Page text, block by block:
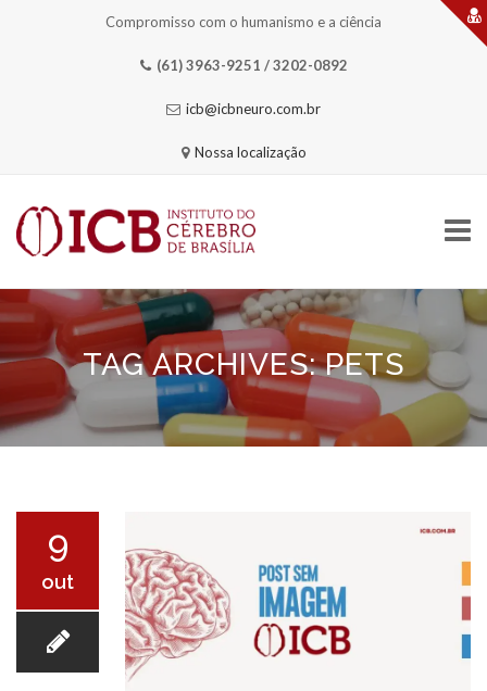
Compromisso com o humanismo e a ciência
(61) 3963-9251 / 3202-0892
icb@icbneuro.com.br
Nossa localização
Skip
to
content
HOME
O ICB
TAG ARCHIVES:PETS
9
out